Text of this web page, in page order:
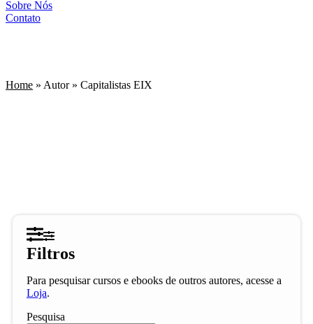
Sobre Nós
Contato
Home » Autor» Capitalistas EIX
Filtros
Para pesquisar cursos e ebooks de outros autores, acesse a
Loja.
Pesquisa